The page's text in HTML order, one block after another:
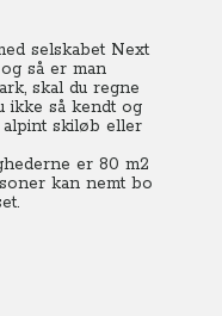
selskabet Next
så er man
skal du regne
ikke så kendt og
skiløb eller
er 80 m2
kan nemt bo